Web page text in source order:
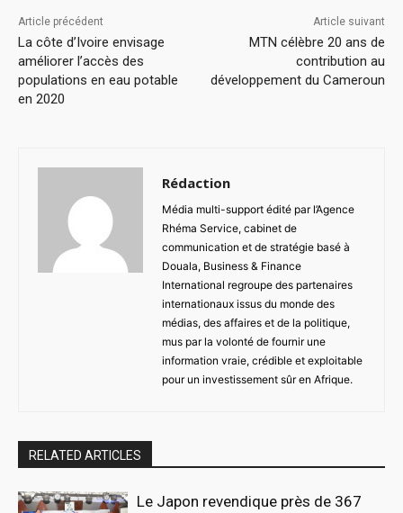
Article précédent
La côte d’Ivoire envisage
améliorer l’accès des
populations en eau potable
en 2020
Article suivant
MTN célèbre 20 ans de
contribution au
développement du Cameroun
Rédaction
Média multi-support édité par l’Agence
Rhéma Service, cabinet de
communication et de stratégie basé à
Douala, Business & Finance
International regroupe des partenaires
internationaux issus du monde des
médias, des affaires et de la politique,
mus par la volonté de fournir une
information vraie, crédible et exploitable
pour un investissement sûr en Afrique.
RELATED ARTICLES
Le Japon revendique près de 367